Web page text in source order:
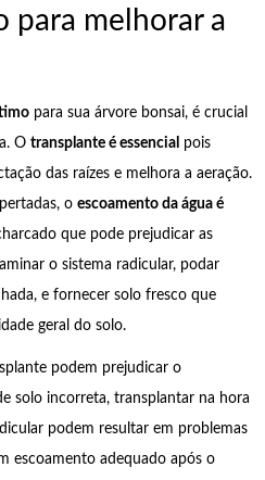
para melhorar a
para sua árvore bonsai, é crucial
O transplante é essencial pois
das raízes e melhora a aeração.
o escoamento da água é
que pode prejudicar as
o sistema radicular, podar
e fornecer solo fresco que
geral do solo.
podem prejudicar o
solo incorreta, transplantar na hora
podem resultar em problemas
escoamento adequado após o